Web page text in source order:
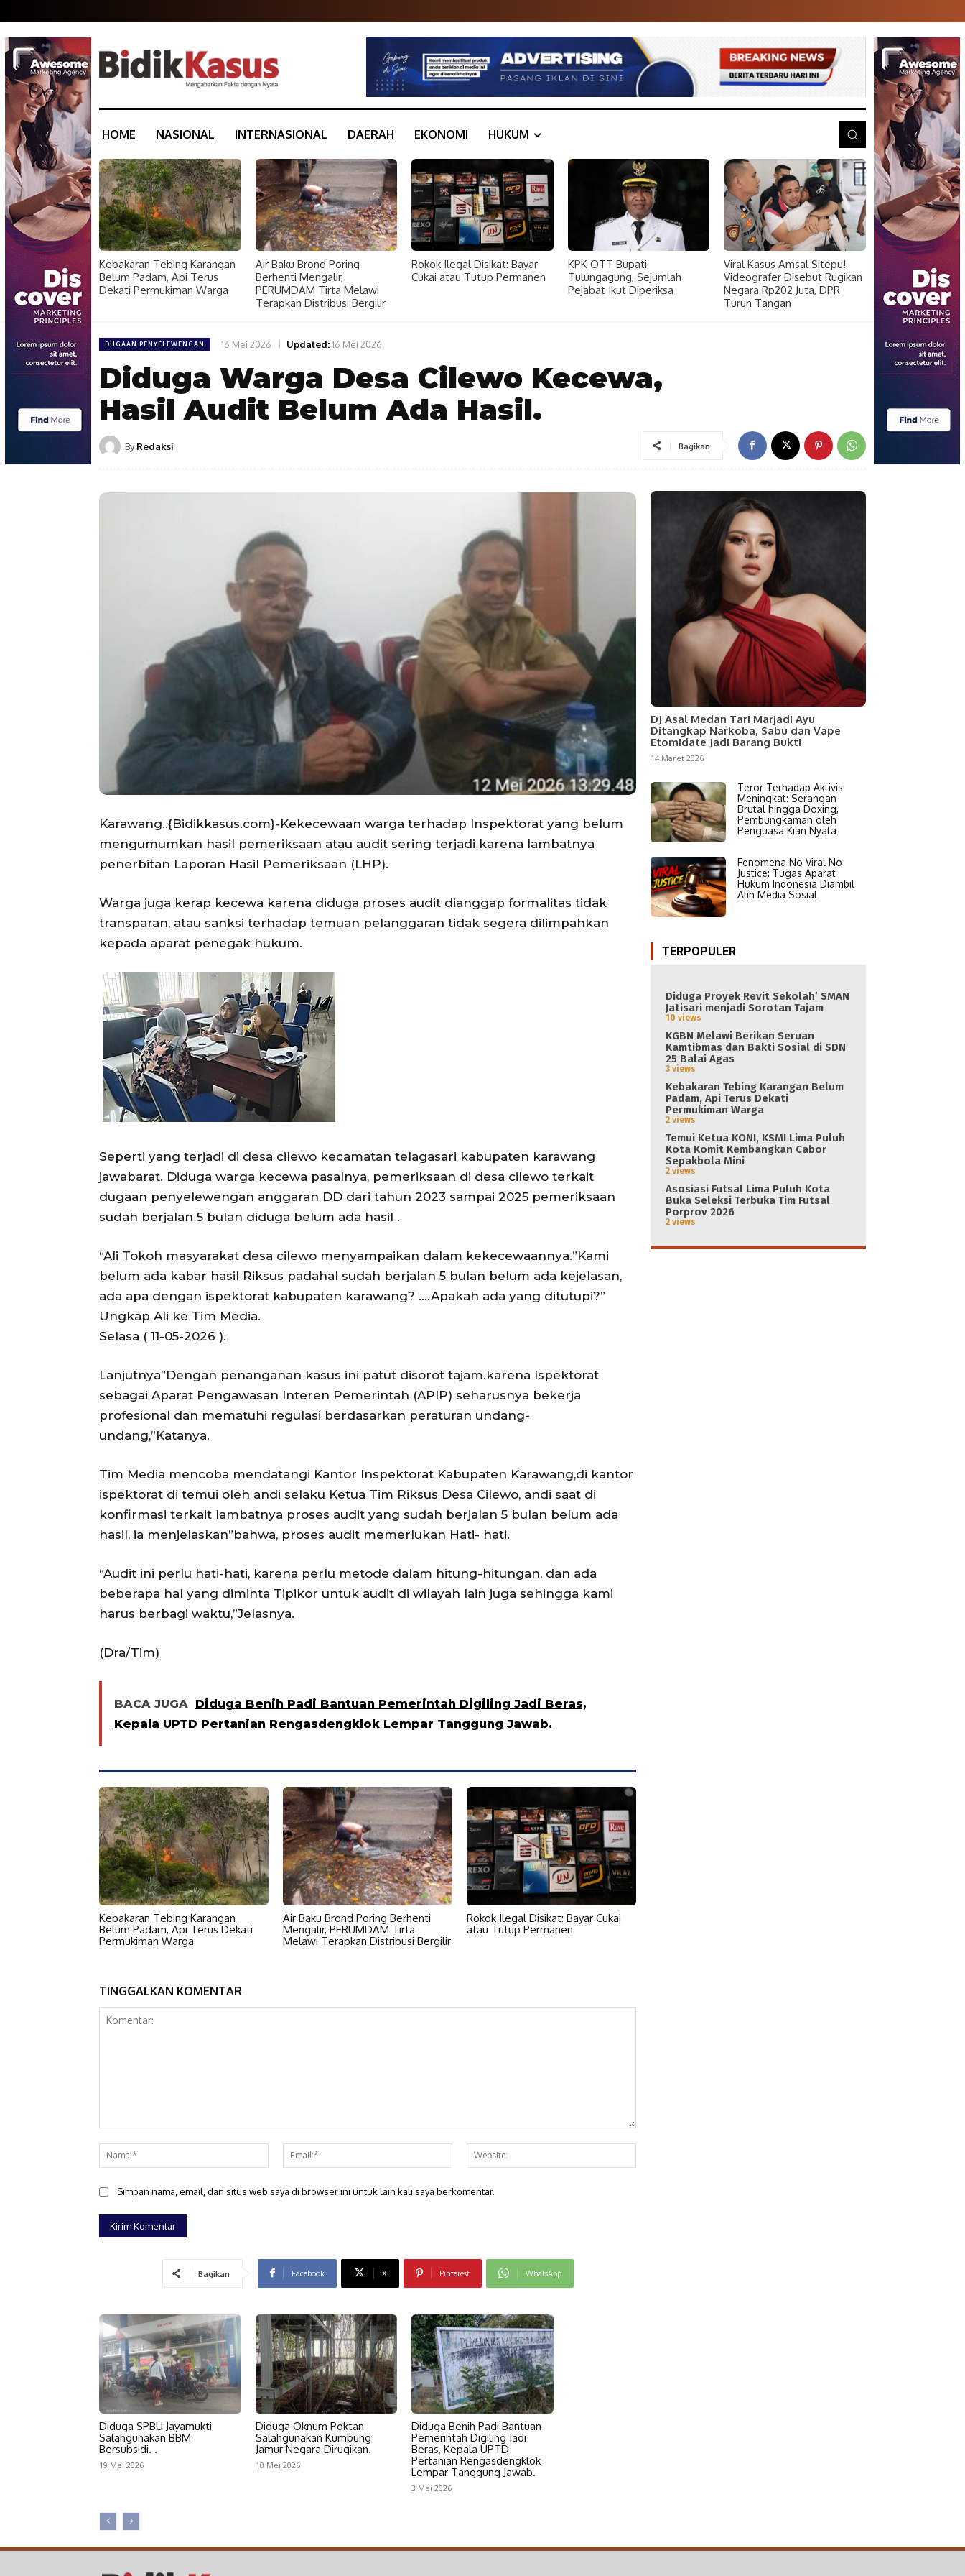
HOME NASIONAL INTERNASIONAL DAERAH EKONOMI HUKUM
Kebakaran Tebing Karangan
Belum Padam, Api Terus
Dekati Permukiman Warga
Air Baku Brond Poring
Berhenti Mengalir,
PERUMDAM Tirta Melawi
Terapkan Distribusi Bergilir
Rokok Ilegal Disikat: Bayar
Cukai atau Tutup Permanen
KPK OTT Bupati
Tulungagung, Sejumlah
Pejabat Ikut Diperiksa
Viral Kasus Amsal Sitepu!
Videografer Disebut Rugikan
Negara Rp202 Juta, DPR
Turun Tangan
DUGAAN PENYELEWENGAN 16 Mei 2026 Updated:16 Mei 2026
Diduga Warga Desa Cilewo Kecewa,
Hasil Audit Belum Ada Hasil.
By Redaksi Bagikan
Karawang..{Bidikkasus.com}-Kekecewaan warga terhadap Inspektorat yang belum
mengumumkan hasil pemeriksaan atau audit sering terjadi karena lambatnya
penerbitan Laporan Hasil Pemeriksaan (LHP).
Warga juga kerap kecewa karena diduga proses audit dianggap formalitas tidak
transparan, atau sanksi terhadap temuan pelanggaran tidak segera dilimpahkan
kepada aparat penegak hukum.
Seperti yang terjadi di desa cilewo kecamatan telagasari kabupaten karawang
jawabarat. Diduga warga kecewa pasalnya, pemeriksaan di desa cilewo terkait
dugaan penyelewengan anggaran DD dari tahun 2023 sampai 2025 pemeriksaan
sudah berjalan 5 bulan diduga belum ada hasil .
“Ali Tokoh masyarakat desa cilewo menyampaikan dalam kekecewaannya.”Kami
belum ada kabar hasil Riksus padahal sudah berjalan 5 bulan belum ada kejelasan,
ada apa dengan ispektorat kabupaten karawang? ….Apakah ada yang ditutupi?”
Ungkap Ali ke Tim Media.
Selasa ( 11-05-2026 ).
Lanjutnya”Dengan penanganan kasus ini patut disorot tajam.karena Ispektorat
sebagai Aparat Pengawasan Interen Pemerintah (APIP) seharusnya bekerja
profesional dan mematuhi regulasi berdasarkan peraturan undang-
undang,”Katanya.
Tim Media mencoba mendatangi Kantor Inspektorat Kabupaten Karawang,di kantor
ispektorat di temui oleh andi selaku Ketua Tim Riksus Desa Cilewo, andi saat di
konfirmasi terkait lambatnya proses audit yang sudah berjalan 5 bulan belum ada
hasil, ia menjelaskan”bahwa, proses audit memerlukan Hati- hati.
“Audit ini perlu hati-hati, karena perlu metode dalam hitung-hitungan, dan ada
beberapa hal yang diminta Tipikor untuk audit di wilayah lain juga sehingga kami
harus berbagi waktu,”Jelasnya.
(Dra/Tim)
BACA JUGA Diduga Benih Padi Bantuan Pemerintah Digiling Jadi Beras,
Kepala UPTD Pertanian Rengasdengklok Lempar Tanggung Jawab.
Kebakaran Tebing Karangan
Belum Padam, Api Terus Dekati
Permukiman Warga
Air Baku Brond Poring Berhenti
Mengalir, PERUMDAM Tirta
Melawi Terapkan Distribusi Bergilir
Rokok Ilegal Disikat: Bayar Cukai
atau Tutup Permanen
TINGGALKAN KOMENTAR
Nama:*
Email:*
Simpan nama, email, dan situs web saya di browser ini untuk lain kali saya berkomentar.
Bagikan Facebook X Pinterest WhatsApp
DJ Asal Medan Tari Marjadi Ayu
Ditangkap Narkoba, Sabu dan Vape
Etomidate Jadi Barang Bukti
14 Maret 2026
Teror Terhadap Aktivis
Meningkat: Serangan
Brutal hingga Doxing,
Pembungkaman oleh
Penguasa Kian Nyata
Fenomena No Viral No
Justice: Tugas Aparat
Hukum Indonesia Diambil
Alih Media Sosial
TERPOPULER
Diduga Proyek Revit Sekolah’ SMAN
Jatisari menjadi Sorotan Tajam
10 views
KGBN Melawi Berikan Seruan
Kamtibmas dan Bakti Sosial di SDN
25 Balai Agas
3 views
Kebakaran Tebing Karangan Belum
Padam, Api Terus Dekati
Permukiman Warga
2 views
Temui Ketua KONI, KSMI Lima Puluh
Kota Komit Kembangkan Cabor
Sepakbola Mini
2 views
Asosiasi Futsal Lima Puluh Kota
Buka Seleksi Terbuka Tim Futsal
Porprov 2026
2 views
Diduga SPBU Jayamukti
Salahgunakan BBM
Bersubsidi. .
19 Mei 2026
Diduga Oknum Poktan
Salahgunakan Kumbung
Jamur Negara Dirugikan.
10 Mei 2026
Diduga Benih Padi Bantuan
Pemerintah Digiling Jadi
Beras, Kepala UPTD
Pertanian Rengasdengklok
Lempar Tanggung Jawab.
3 Mei 2026